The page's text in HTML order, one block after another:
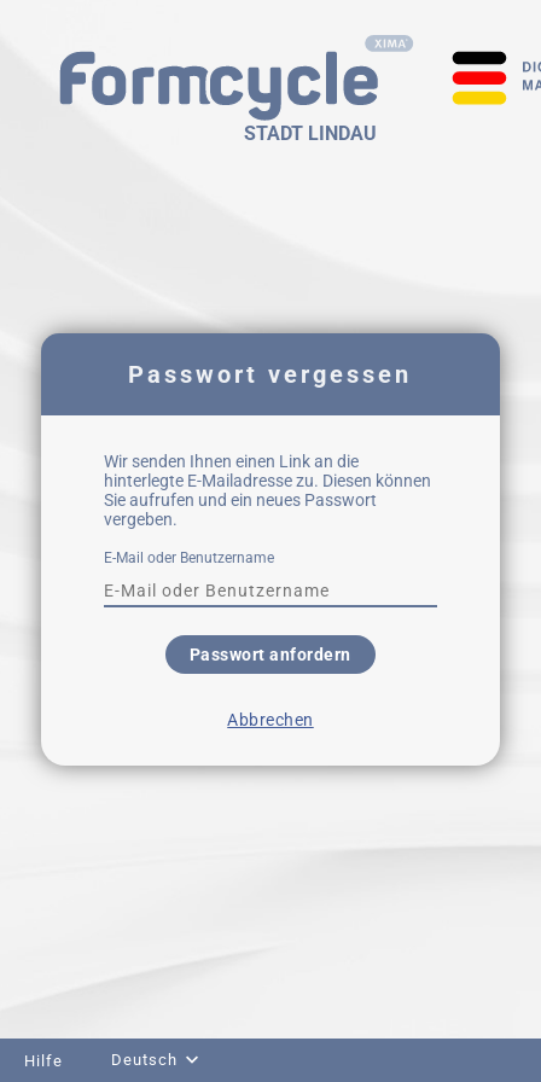
STADT LINDAU
Passwort vergessen
Wir senden Ihnen einen Link an die
hinterlegte E-Mailadresse zu. Diesen können
Sie aufrufen und ein neues Passwort
vergeben.
E-Mail oder Benutzername
Passwort anfordern
Abbrechen
Hilfe Deutsch